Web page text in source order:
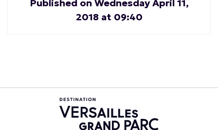
Published on Wednesday April 11,
2018 at 09:40